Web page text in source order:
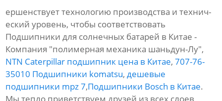
ершенствует технологию производства и технич-
еский уровень, чтобы соответствовать
Подшипники для солнечных батарей в Китае -
Компания "полимерная механика шаньдун-Лу",
NTN Caterpillar подшипник цена в Китае,707-76-
35010 Подшипники komatsu,дешевые
подшипники mpz 7,Подшипники Bosch в Китае.